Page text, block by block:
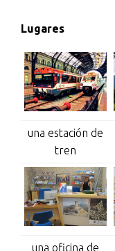
Lugares
una estación de
tren
una oficina de